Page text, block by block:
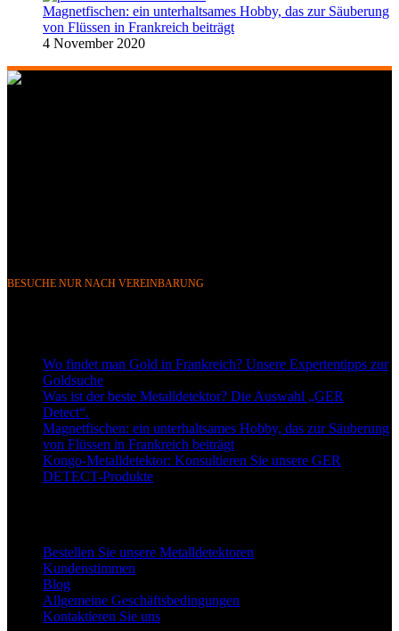
Magnetfischen: ein unterhaltsames Hobby, das zur Säuberung
von Flüssen in Frankreich beiträgt
4 November 2020
BESUCHE NUR NACH VEREINBARUNG
Wo findet man Gold in Frankreich? Unsere Expertentipps zur
Goldsuche
Was ist der beste Metalldetektor? Die Auswahl „GER
Detect“.
Magnetfischen: ein unterhaltsames Hobby, das zur Säuberung
von Flüssen in Frankreich beiträgt
Kongo-Metalldetektor: Konsultieren Sie unsere GER
DETECT-Produkte
Bestellen Sie unsere Metalldetektoren
Kundenstimmen
Blog
Allgemeine Geschäftsbedingungen
Kontaktieren Sie uns